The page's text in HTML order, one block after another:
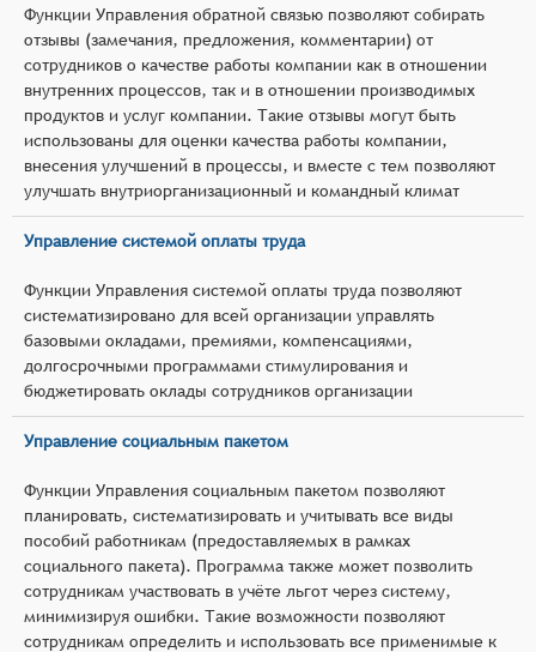
Функции Управления обратной связью позволяют собирать
отзывы (замечания, предложения, комментарии) от
сотрудников о качестве работы компании как в отношении
внутренних процессов, так и в отношении производимых
продуктов и услуг компании. Такие отзывы могут быть
использованы для оценки качества работы компании,
внесения улучшений в процессы, и вместе с тем позволяют
улучшать внутриорганизационный и командный климат
Управление системой оплаты труда
Функции Управления системой оплаты труда позволяют
систематизировано для всей организации управлять
базовыми окладами, премиями, компенсациями,
долгосрочными программами стимулирования и
бюджетировать оклады сотрудников организации
Управление социальным пакетом
Функции Управления социальным пакетом позволяют
планировать, систематизировать и учитывать все виды
пособий работникам (предоставляемых в рамках
социального пакета). Программа также может позволить
сотрудникам участвовать в учёте льгот через систему,
минимизируя ошибки. Такие возможности позволяют
сотрудникам определить и использовать все применимые к